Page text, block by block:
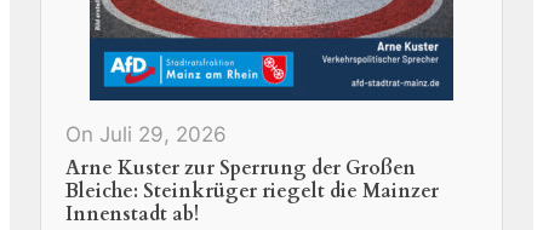
On Juli 29, 2026
Arne Kuster zur Sperrung der Großen
Bleiche: Steinkrüger riegelt die Mainzer
Innenstadt ab!